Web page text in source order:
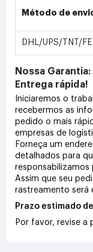
Método de
DHL/UPS/TNT/
Nossa
Entrega rápida!
Iniciaremos o
recebermos as
pedido o mais
empresas de
Forneça um
detalhados para
responsabilizamos
Assim que seu
rastreamento será
Prazo estimado
Por favor, revise a